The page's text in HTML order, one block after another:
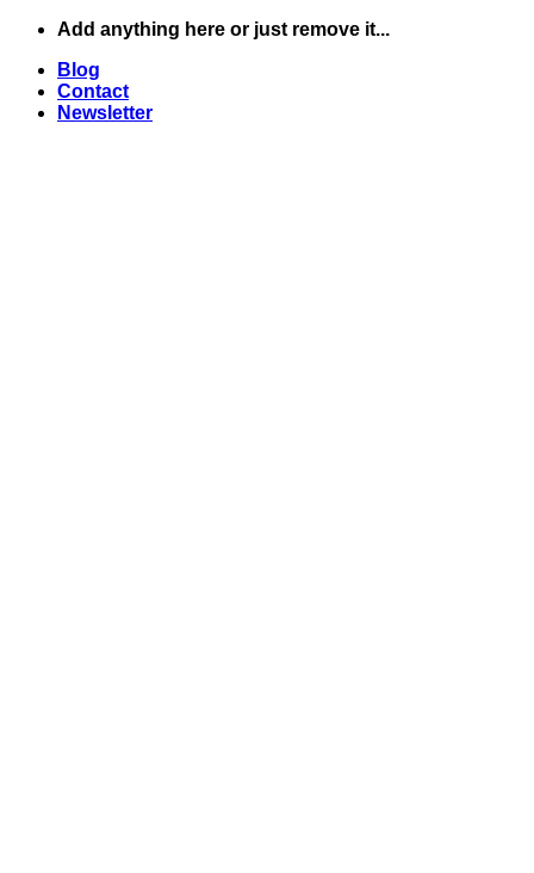
Skip
content
Add anything here or just remove it...
Blog
Contact
Newsletter